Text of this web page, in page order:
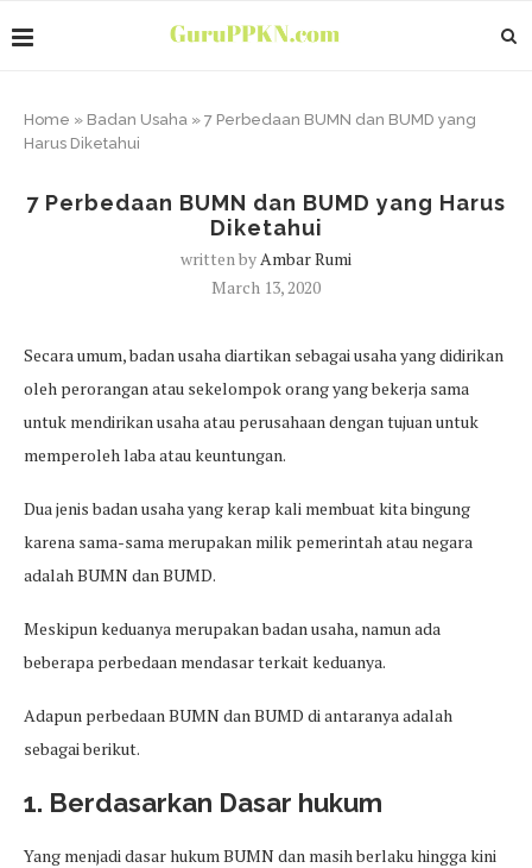
Home » Badan Usaha » 7 Perbedaan BUMN dan BUMD yang
Harus Diketahui
7 Perbedaan BUMN dan BUMD yang Harus
Diketahui
written byAmbar Rumi
March 13, 2020
Secara umum, badan usaha diartikan sebagai usaha yang didirikan
oleh perorangan atau sekelompok orang yang bekerja sama
untuk mendirikan usaha atau perusahaan dengan tujuan untuk
memperoleh laba atau keuntungan.
Dua jenis badan usaha yang kerap kali membuat kita bingung
karena sama-sama merupakan milik pemerintah atau negara
adalah BUMN dan BUMD.
Meskipun keduanya merupakan badan usaha, namun ada
beberapa perbedaan mendasar terkait keduanya.
Adapun perbedaan BUMN dan BUMD di antaranya adalah
sebagai berikut.
1. Berdasarkan Dasar hukum
Yang menjadi dasar hukum BUMN dan masih berlaku hingga kini